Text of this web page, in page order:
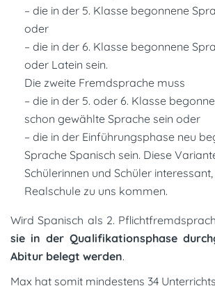
– die in der 5. Klasse begonnene
oder
– die in der 6. Klasse begonnene
oder Latein sein.
Die zweite Fremdsprache muss
– die in der 5. oder 6. Klasse
schon gewählte Sprache sein oder
– die in der Einführungsphase neu
Sprache Spanisch sein. Diese
Schülerinnen und Schüler
Realschule zu uns kommen.
Wird Spanisch als 2.
sie in der Qualifikationsphase
Abitur belegt werden.
Max hat somit mindestens 34